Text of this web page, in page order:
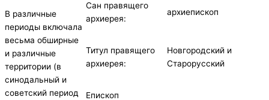
Сан правящего
архиерея:
архиепископ
Титул правящего
архиерея:
Новгородский и
Старорусский
Епископ
В различные
периоды включала
весьма обширные
и различные
территории (в
синодальный и
советский период